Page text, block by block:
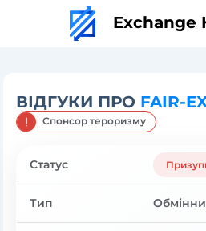
Exchange
ВІДГУКИ ПРО FAIR-
Спонсор тероризму
Статус
Тип